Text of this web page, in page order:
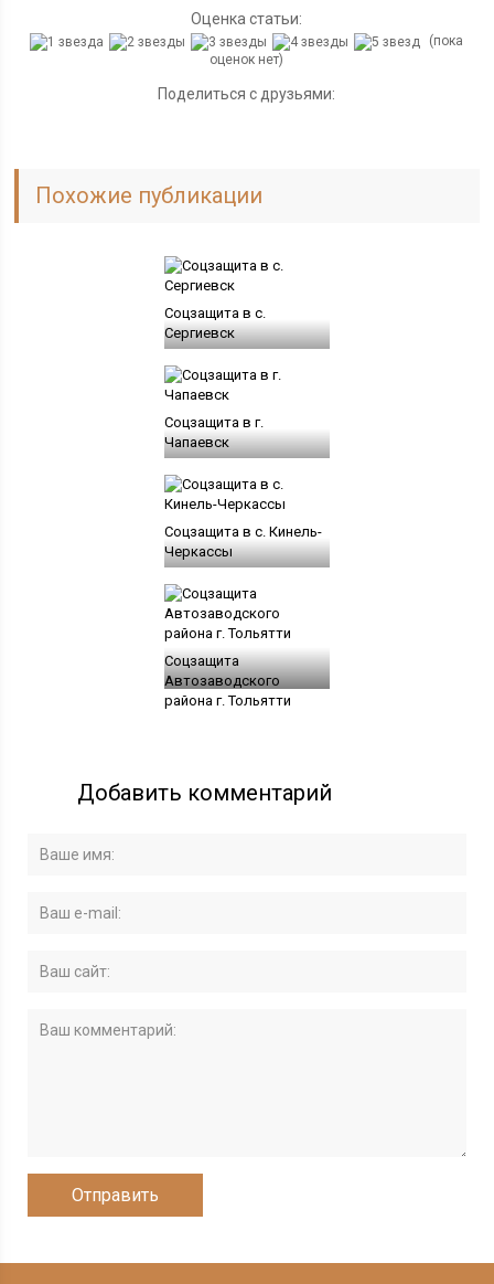
Оценка статьи:
(пока
оценок нет)
Поделиться с друзьями:
Похожие публикации
Соцзащита в с.
Сергиевск
Соцзащита в г.
Чапаевск
Соцзащита в с. Кинель-
Черкассы
Соцзащита
Автозаводского
района г. Тольятти
Добавить комментарий